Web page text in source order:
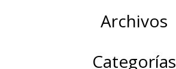
Archivos
Categorías